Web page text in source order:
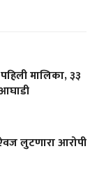
मालिका, ३३
लुटणारा आरोपी